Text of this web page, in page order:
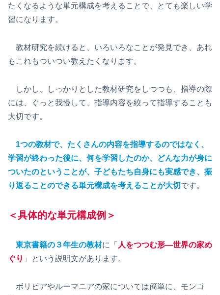
たくなるような単元構成を考えることで、とても楽しい学
習になります。
教材研究を続けると、いろいろなことが発見でき、あれ
もこれもついつい教えたくなります。
しかし、しっかりとした教材研究をしつつも、指導の際
には、ぐっと我慢して、指導内容を絞って指導することも
大切です。
1つの教材で、たくさんの内容を指導するのではなく、
学習が終わった後に、何を学習したのか、どんな力が身に
ついたのということが、子どもたち自身にも実感でき、振
り返ることのできる単元構成を考えることが大切です。
＜具体的な単元構成例＞
東京書籍の３年生の教材に「 人をつつむ形―世界の家め
ぐり 」という説明文があります。
ボリビアやルーマニアの家については簡単に、モンゴ